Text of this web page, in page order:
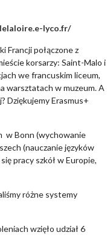
lyco.fr/
Francji połączone z
korsarzy: Saint-Malo i
we francuskim liceum,
warsztatach w muzeum. A
Dziękujemy Erasmus+
w Bonn (wychowanie
(nauczanie języków
pracy szkół w Europie,
różne systemy
wzięło udział 6